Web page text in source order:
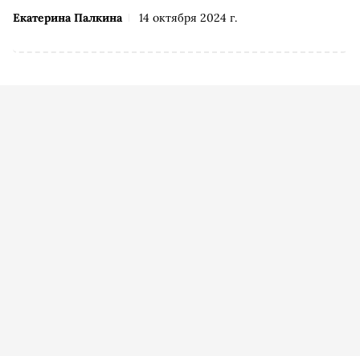
Екатерина Палкина 14 октября 2024 г.